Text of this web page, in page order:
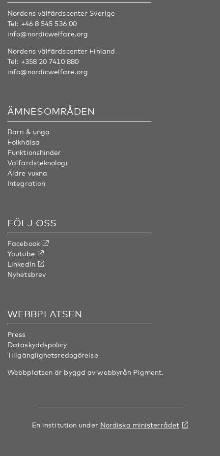
Nordens välfärdscenter Sverige
Tel: +46 8 545 536 00
info@nordicwelfare.org
Nordens välfärdscenter Finland
Tel: +358 20 7410 880
info@nordicwelfare.org
ÄMNESOMRÅDEN
Barn & unga
Folkhälsa
Funktionshinder
Välfärdsteknologi
Äldre vuxna
Integration
FÖLJ OSS
Facebook
Youtube
LinkedIn
Nyhetsbrev
WEBBPLATSEN
Press
Dataskyddspolicy
Tillgänglighetsredogörelse
Webbplatsen är byggd av webbyrån Pigment.
En institution under Nordiska ministerrådet